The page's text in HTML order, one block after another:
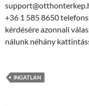
+36 1 585 8650
kérdésére azonnali
nálunk néhány
INGATLAN